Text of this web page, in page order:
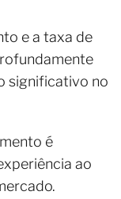
e a taxa de
significativo no
é
ao